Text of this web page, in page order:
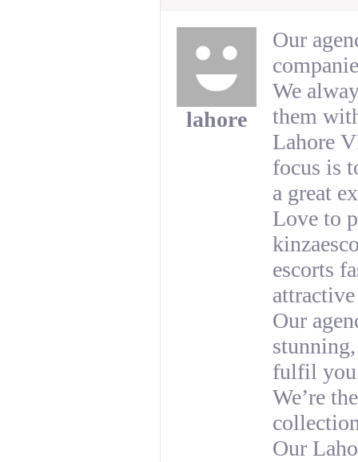
lahore
Our
We
them
Lahore
focus is
a great
Love to
escorts
Our
fulfil
We’re
Our